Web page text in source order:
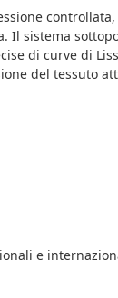
Il sistema
di curve di
del tessuto
e